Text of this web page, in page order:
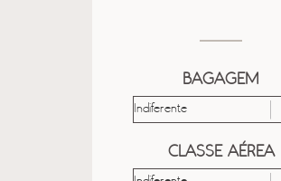
BAGAGEM
CLASSE AÉREA